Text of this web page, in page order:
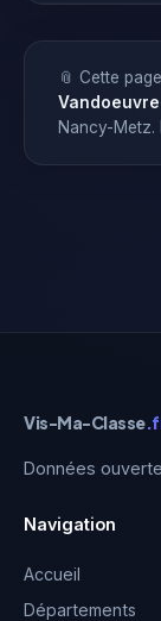
📎 Cette
Nancy-Metz.
Vis-Ma-Classe
Données
Navigation
Accueil
Départements